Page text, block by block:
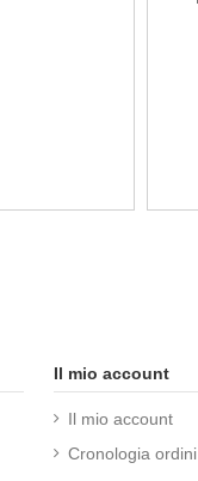
Il mio account
Il mio account
Cronologia ordini